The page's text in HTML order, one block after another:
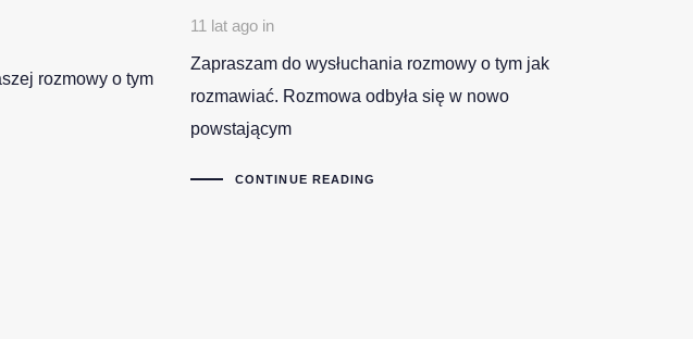
rozmowy o tym
11 lat ago in
Zapraszam do wysłuchania rozmowy o tym jak
rozmawiać. Rozmowa odbyła się w nowo
powstającym
CONTINUE READING